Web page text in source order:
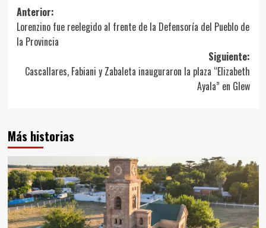
Navegación
de
entradas
Anterior:
Lorenzino fue reelegido al frente de la Defensoría del Pueblo de
la Provincia
Siguiente:
Cascallares, Fabiani y Zabaleta inauguraron la plaza “Elizabeth
Ayala” en Glew
Más historias